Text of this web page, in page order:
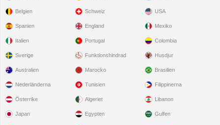
Belgien
Spanien
Italien
Sverige
Schweiz
England
Portugal
Funktionshindrad
USA
Mexiko
Colombia
Husdjur
Australien
Nederländerna
Österrike
Japan
Marocko
Tunisien
Algeriet
Egypten
Brasilien
Filippinerna
Libanon
Gulfen